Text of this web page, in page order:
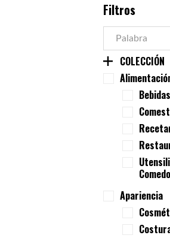
Filtros
COLECCIÓN
Bebidas
Apariencia